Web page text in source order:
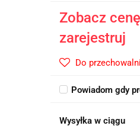
Zobacz
zarejestruj
Do przechowalni
Powiadom gdy
Wysyłka w ciągu